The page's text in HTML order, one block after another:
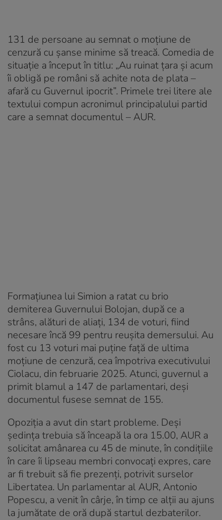
131 de persoane au semnat o moțiune de
cenzură cu șanse minime să treacă. Comedia de
situație a început în titlu: „Au ruinat țara și acum
îi obligă pe români să achite nota de plata –
afară cu Guvernul ipocrit”. Primele trei litere ale
textului compun acronimul principalului partid
care a semnat documentul – AUR.
Formațiunea lui Simion a ratat cu brio
demiterea Guvernului Bolojan, după ce a
strâns, alături de aliați, 134 de voturi, fiind
necesare încă 99 pentru reușita demersului. Au
fost cu 13 voturi mai puține față de ultima
moțiune de cenzură, cea împotriva executivului
Ciolacu, din februarie 2025. Atunci, guvernul a
primit blamul a 147 de parlamentari, deși
documentul fusese semnat de 155.
Opoziția a avut din start probleme. Deși
ședința trebuia să înceapă la ora 15.00, AUR a
solicitat amânarea cu 45 de minute, în condițiile
în care îi lipseau membri convocați expres, care
ar fi trebuit să fie prezenți, potrivit surselor
Libertatea. Un parlamentar al AUR, Antonio
Popescu, a venit în cârje, în timp ce alții au ajuns
la jumătate de oră după startul dezbaterilor.